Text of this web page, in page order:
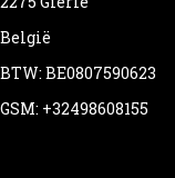
België
BTW: BE0807590623
GSM: +32498608155